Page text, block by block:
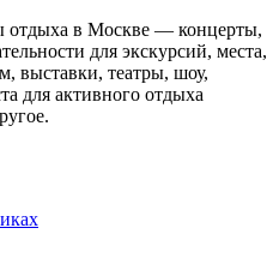
в Москве — концерты,
для экскурсий, места,
выставки, театры, шоу,
для активного отдыха